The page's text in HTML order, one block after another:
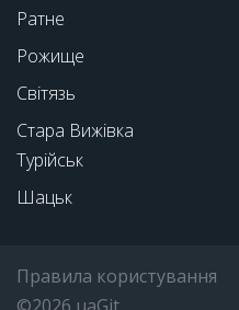
Ратне
Рожище
Світязь
Стара Вижівка
Турійськ
Шацьк
Правила користування